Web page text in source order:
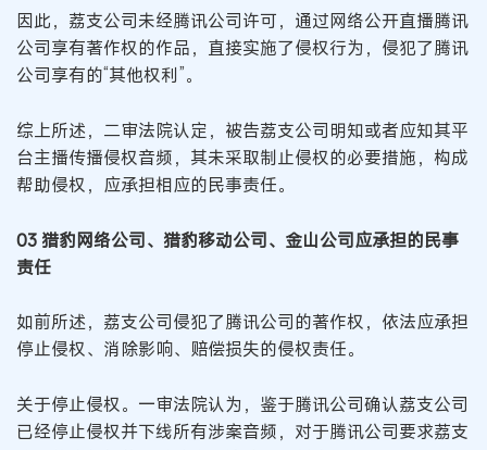
因此，荔支公司未经腾讯公司许可，通过网络公开直播腾讯
公司享有著作权的作品，直接实施了侵权行为，侵犯了腾讯
公司享有的“其他权利”。
综上所述，二审法院认定，被告荔支公司明知或者应知其平
台主播传播侵权音频，其未采取制止侵权的必要措施，构成
帮助侵权，应承担相应的民事责任。
03 猎豹网络公司、猎豹移动公司、金山公司应承担的民事
责任
如前所述，荔支公司侵犯了腾讯公司的著作权，依法应承担
停止侵权、消除影响、赔偿损失的侵权责任。
关于停止侵权。一审法院认为，鉴于腾讯公司确认荔支公司
已经停止侵权并下线所有涉案音频，对于腾讯公司要求荔支